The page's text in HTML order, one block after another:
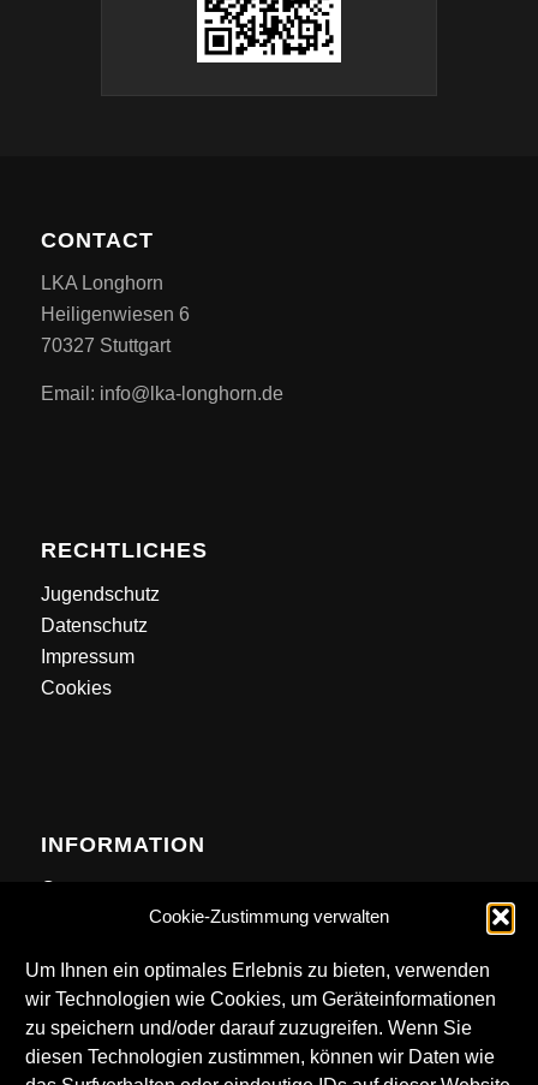
Cookie-Zustimmung verwalten
Um Ihnen ein optimales Erlebnis zu bieten, verwenden
wir Technologien wie Cookies, um Geräteinformationen
zu speichern und/oder darauf zuzugreifen. Wenn Sie
diesen Technologien zustimmen, können wir Daten wie
CONTACT
LKA Longhorn
Heiligenwiesen 6
70327 Stuttgart
Email: info@lka-longhorn.de
RECHTLICHES
Jugendschutz
Datenschutz
Impressum
Cookies
INFORMATION
Contact